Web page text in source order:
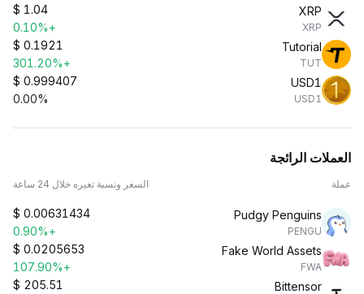
XRP
XRP
$ 1.04
+0.10%
Tutorial
TUT
$ 0.1921
+301.20%
USD1
USD1
$ 0.999407
0.00%
العملات الرائجة
عملة السعر ونسبة تغيره خلال 24 ساعة
Pudgy Penguins
PENGU
$ 0.00631434
+0.90%
Fake World Assets
FWA
$ 0.0205653
+107.90%
Bittensor
$ 205.51